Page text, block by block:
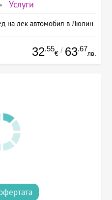
Услуги
на лек автомобил в Люлин
32.55
€ / 63.67
лв.